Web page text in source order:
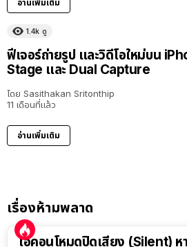
อ่านเพิ่มเติม
1.4k ดู
ฟีเจอร์ถ่ายรูป และวิดีโอใหม่บน
Stage และ Dual Capture
โดย Sasithakan Sritonthip
11 เดือนที่แล้ว
อ่านเพิ่มเติม
เรื่องห้ามพลาด
ไอคอนโหมดปิดเสียง (Silent) ห